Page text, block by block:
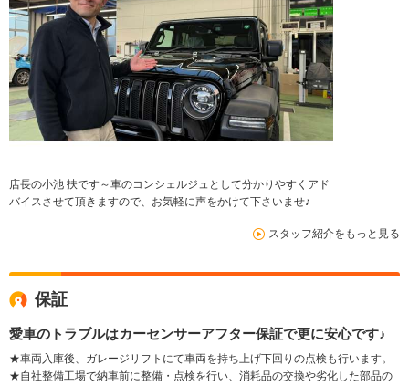
店長の小池 扶です～車のコンシェルジュとして分かりやすくアド
バイスさせて頂きますので、お気軽に声をかけて下さいませ♪
スタッフ紹介をもっと見る
保証
愛車のトラブルはカーセンサーアフター保証で更に安心です♪
★車両入庫後、ガレージリフトにて車両を持ち上げ下回りの点検も行います。
★自社整備工場で納車前に整備・点検を行い、消耗品の交換や劣化した部品の